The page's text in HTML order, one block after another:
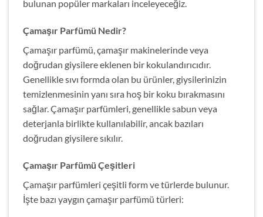
bulunan popüler markaları inceleyeceğiz.
Çamaşır Parfümü Nedir?
Çamaşır parfümü, çamaşır makinelerinde veya
doğrudan giysilere eklenen bir kokulandırıcıdır.
Genellikle sıvı formda olan bu ürünler, giysilerinizin
temizlenmesinin yanı sıra hoş bir koku bırakmasını
sağlar. Çamaşır parfümleri, genellikle sabun veya
deterjanla birlikte kullanılabilir, ancak bazıları
doğrudan giysilere sıkılır.
Çamaşır Parfümü Çeşitleri
Çamaşır parfümleri çeşitli form ve türlerde bulunur.
İşte bazı yaygın çamaşır parfümü türleri: